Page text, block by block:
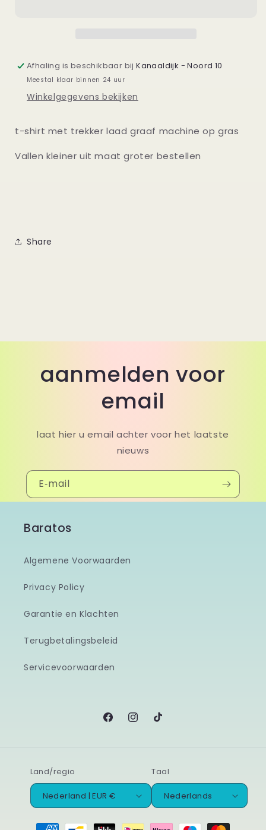
Afhaling is beschikbaar bijKanaaldijk - Noord 10
Meestal klaar binnen 24 uur
Winkelgegevens bekijken
t-shirt met trekker laad graaf machine op gras
Vallen kleiner uit maat groter bestellen
Share
aanmelden voor
email
laat hier u email achter voor het laatste
nieuws
E‑mail
Baratos
Algemene Voorwaarden
Privacy Policy
Garantie en Klachten
Terugbetalingsbeleid
Servicevoorwaarden
FacebookInstagram
TikTok
Land/regio
Nederland | EUR €
Taal
Nederlands
Betaalmethoden